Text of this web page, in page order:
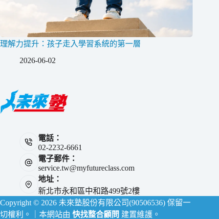
理解力提升：孩子走入學習系統的第一層
2026-06-02
電話：
02-2232-6661
電子郵件：
service.tw@myfutureclass.com
地址：
新北市永和區中和路499號2樓
Copyright © 2026 未來塾股份有限公司(90506536) 保留一
切權利。｜本網站由 快找整合顧問 建置維護。